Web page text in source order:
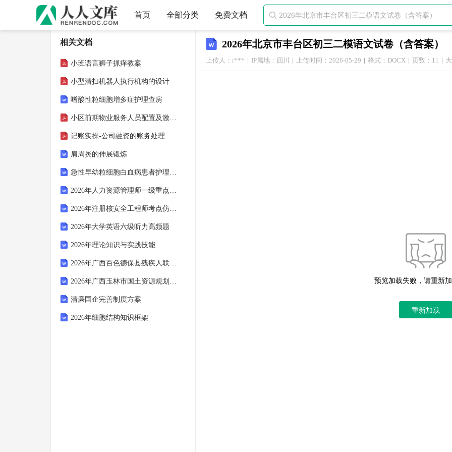
首页 全部分类 免费文档 
2026年北京市丰台区初三二模语文试卷（含答案）
上传人：r*** IP属地：四川 上传时间：2026-05-29 格式：DOCX 页数：11
预览加载失败，请重新
重新加载
相关文档
小班语言狮子抓痒教案
小型清扫机器人执行机构的设计
嗜酸性粒细胞增多症护理查房
小区前期物业服务人员配置及激励措施实施方案
记账实操-公司融资的账务处理分录
肩周炎的伸展锻炼
急性早幼粒细胞白血病患者护理查房
2026年人力资源管理师一级重点突破
2026年注册核安全工程师考点仿真题集
2026年大学英语六级听力高频题
2026年理论知识与实践技能
2026年广西百色德保县残疾人联合会招聘编制外人员1人易考易错模拟试题（共500题）试卷后附参考答案
2026年广西玉林市国土资源规划测绘信息院招聘1人易考易错模拟试题（共500题）试卷后附参考答案
清廉国企完善制度方案
2026年细胞结构知识框架